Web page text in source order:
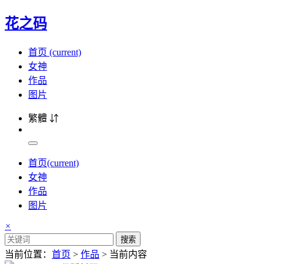
花之码
首页 (current)
女神
作品
图片
繁體 ⇵
首页(current)
女神
作品
图片
×
搜索
当前位置： 首页 > 作品 > 当前内容